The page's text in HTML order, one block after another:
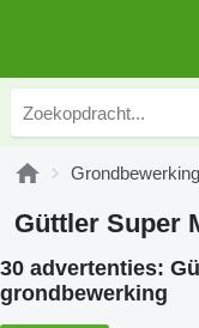
Grondbewerking
Güttler Super
30 advertenties:
grondbewerking